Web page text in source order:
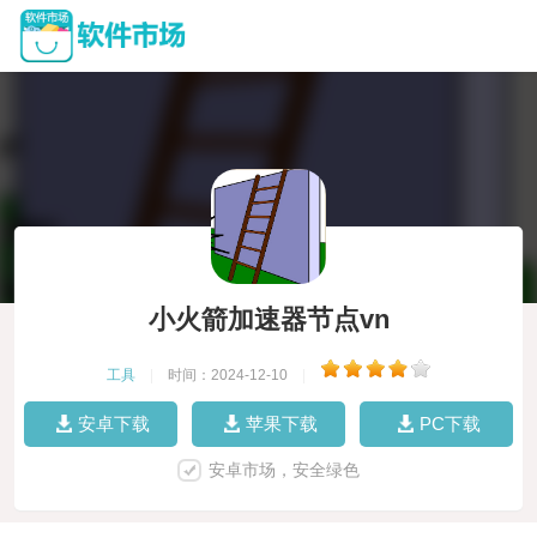
小火箭加速器节点vn
工具 时间：2024-12-10
安卓下载 苹果下载 PC下载
安卓市场，安全绿色